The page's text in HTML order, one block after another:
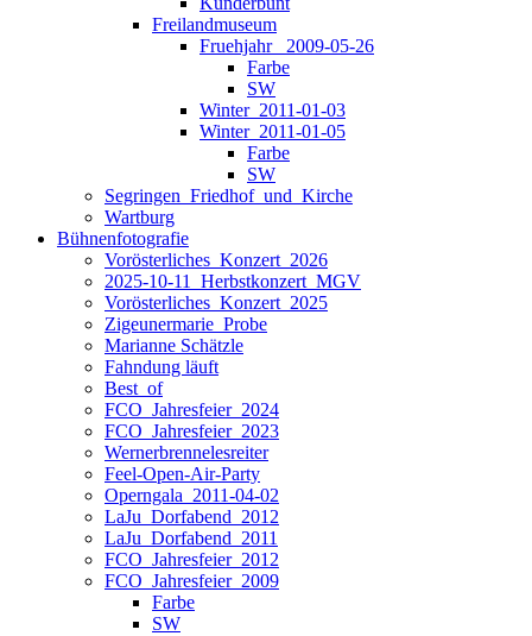
Freilandmuseum
Fruehjahr _2009-05-26
Farbe
SW
Winter_2011-01-03
Winter_2011-01-05
Farbe
SW
Segringen_Friedhof_und_Kirche
Wartburg
Bühnenfotografie
Vorösterliches_Konzert_2026
2025-10-11_Herbstkonzert_MGV
Vorösterliches_Konzert_2025
Zigeunermarie_Probe
Marianne Schätzle
Fahndung läuft
Best_of
FCO_Jahresfeier_2024
FCO_Jahresfeier_2023
Wernerbrennelesreiter
Feel-Open-Air-Party
Operngala_2011-04-02
LaJu_Dorfabend_2012
LaJu_Dorfabend_2011
FCO_Jahresfeier_2012
FCO_Jahresfeier_2009
Farbe
SW